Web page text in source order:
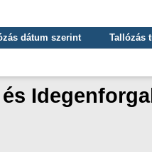
dátum szerint
Tallózás